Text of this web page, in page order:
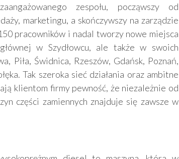
zespołu, począwszy od
marketingu, a skończywszy na zarządzie
pracowników i nadal tworzy nowe miejsca
w Szydłowcu, ale także w swoich
Piła, Świdnica, Rzeszów, Gdańsk, Poznań,
Tak szeroka sieć działania oraz ambitne
klientom firmy pewność, że niezależnie od
części zamiennych znajduje się zawsze w